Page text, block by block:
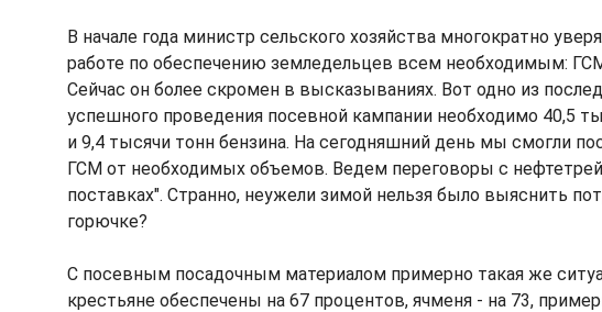
В начале года министр сельского хозяйства многократно
работе по обеспечению земледельцев всем необходимым:
Сейчас он более скромен в высказываниях. Вот одно из
успешного проведения посевной кампании необходимо 40,5
и 9,4 тысячи тонн бензина. На сегодняшний день мы смогли
ГСМ от необходимых объемов. Ведем переговоры с
поставках". Странно, неужели зимой нельзя было выяснить
горючке?
С посевным посадочным материалом примерно такая же
крестьяне обеспечены на 67 процентов, ячменя - на 73,